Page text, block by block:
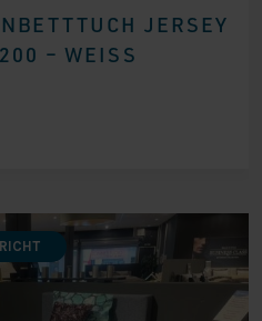
JERSEY
– WEISS